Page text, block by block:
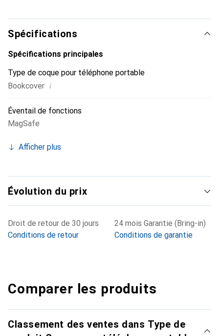
internationalement pour ses produits de haute qualité et
constitue un choix fiable pour une clientèle exigeante.
Spécifications
Spécifications principales
Type de coque pour téléphone portable
Bookcover i
Éventail de fonctions
MagSafe
Afficher plus
Évolution du prix
Droit de retour de 30 jours
Conditions de retour
24 mois Garantie (Bring-in)
Conditions de garantie
Comparer les produits
Classement des ventes dans Type de